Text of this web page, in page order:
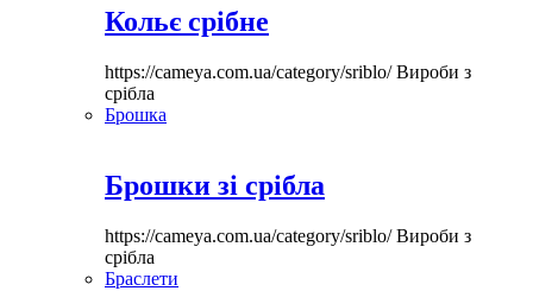
Кольє срібне
https://cameya.com.ua/category/sriblo/Вироби з
срібла
Брошка
Брошки зі срібла
https://cameya.com.ua/category/sriblo/Вироби з
срібла
Браслети